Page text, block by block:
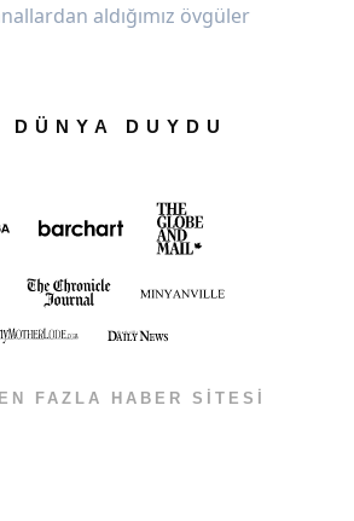
aldığımız övgüler
DUYDU
FAZLA HABER SİTESİ